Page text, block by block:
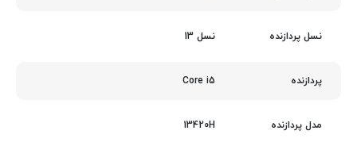
نسل پردازنده نسل 13
پردازنده Core i5
مدل پردازنده 13420H